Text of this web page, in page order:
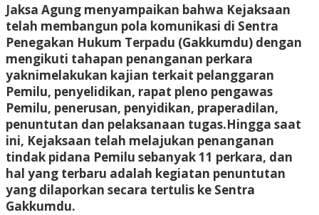
Jaksa Agung menyampaikan bahwa Kejaksaan
telah membangun pola komunikasi di Sentra
Penegakan Hukum Terpadu (Gakkumdu) dengan
mengikuti tahapan penanganan perkara
yaknimelakukan kajian terkait pelanggaran
Pemilu, penyelidikan, rapat pleno pengawas
Pemilu, penerusan, penyidikan, praperadilan,
penuntutan dan pelaksanaan tugas.Hingga saat
ini, Kejaksaan telah melajukan penanganan
tindak pidana Pemilu sebanyak 11 perkara, dan
hal yang terbaru adalah kegiatan penuntutan
yang dilaporkan secara tertulis ke Sentra
Gakkumdu.